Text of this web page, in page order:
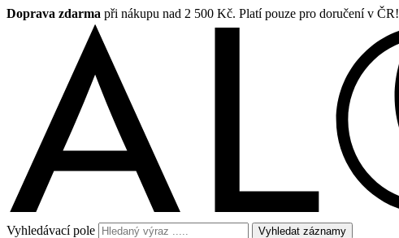
Doprava zdarma při nákupu nad 2 500 Kč. Platí pouze pro doručení v ČR!
Vyhledávací pole Vyhledat záznamy